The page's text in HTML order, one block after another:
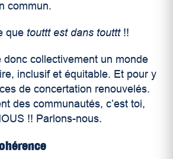
commun.
que touttt est dans touttt!!
donc collectivement un monde
inclusif et équitable. Et pour y
de concertation renouvelés.
des communautés, c’est toi,
!! Parlons-nous.